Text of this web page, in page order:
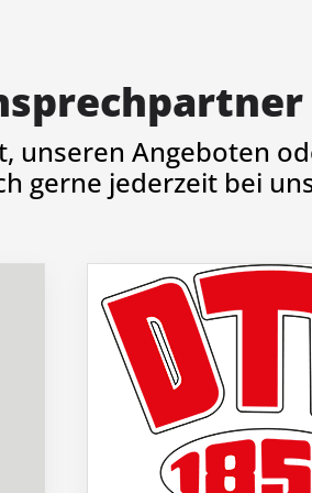
unseren Angeboten
gerne jederzeit bei